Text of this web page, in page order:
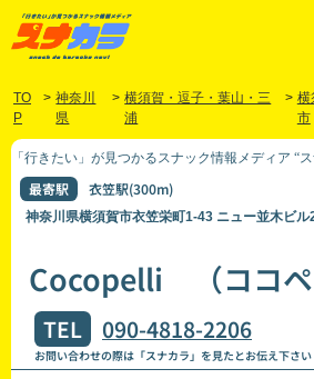
TO
P
> 神奈川
県
> 横須賀・逗子・葉山・三
浦
> 横
市
「行きたい」が見つかるスナック情報メディア “
最寄駅 衣笠駅(300m)
神奈川県横須賀市衣笠栄町1-43 ニュー並木ビル
Cocopelli （ココペ
TEL 090-4818-2206
お問い合わせの際は「スナカラ」を見たとお伝え下さい